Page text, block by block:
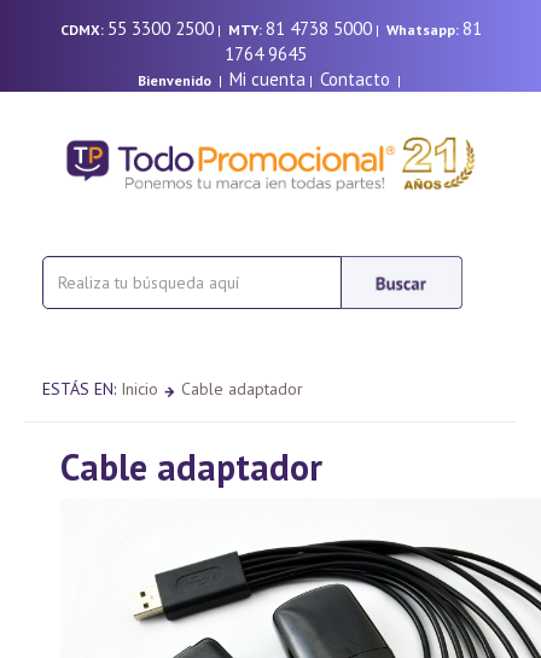
CDMX: 55 3300 2500| MTY: 81 4738 5000| Whatsapp: 81
1764 9645
Bienvenido| Mi cuenta | Contacto |
ESTÁS EN: Inicio Cable adaptador
Cable adaptador